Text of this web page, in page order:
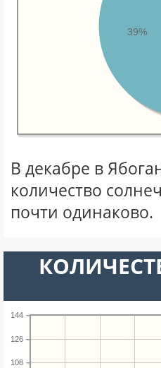
39%
В декабре в
количество
почти одинаково.
108
126
144